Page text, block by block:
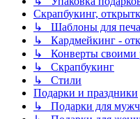
Скрапбукинг,
↳ Шаблоны для
↳ Кардмейкинг -
↳ Конверты своими
↳ Скрапбукинг
↳ Стили
Подарки и праздники
↳ Подарки для